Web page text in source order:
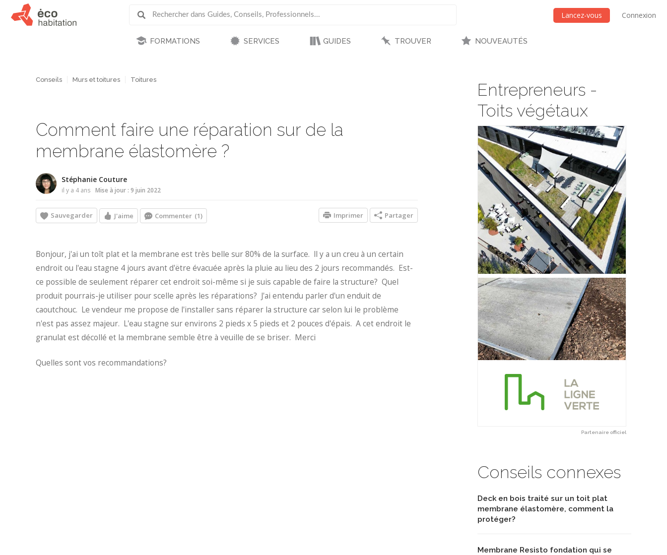
Lancez-vous Connexion
FORMATIONS SERVICES GUIDES TROUVER NOUVEAUTÉS
Entrepreneurs -
Toits végétaux
Partenaire officiel
Conseils connexes
Deck en bois traité sur un toit plat
membrane élastomère, comment la
protéger?
Membrane Resisto fondation qui se
Conseils Murs et toitures Toitures
Comment faire une réparation sur de la
membrane élastomère ?
Stéphanie Couture
il y a 4 ans Mise à jour : 9 juin 2022
Sauvegarder J'aime Commenter (1) Partager
Imprimer
Bonjour, j'ai un toît plat et la membrane est très belle sur 80% de la surface. ll y a un creu à un certain
endroit ou l'eau stagne 4 jours avant d'ëtre évacuée après la pluie au lieu des 2 jours recommandés. Est-
ce possible de seulement réparer cet endroit soi-même si je suis capable de faire la structure? Quel
produit pourrais-je utiliser pour scelle après les réparations? J'ai entendu parler d'un enduit de
caoutchouc. Le vendeur me propose de l'installer sans réparer la structure car selon lui le problème
n'est pas assez majeur. L'eau stagne sur environs 2 pieds x 5 pieds et 2 pouces d'épais. A cet endroit le
granulat est décollé et la membrane semble être à veuille de se briser. Merci
Quelles sont vos recommandations?